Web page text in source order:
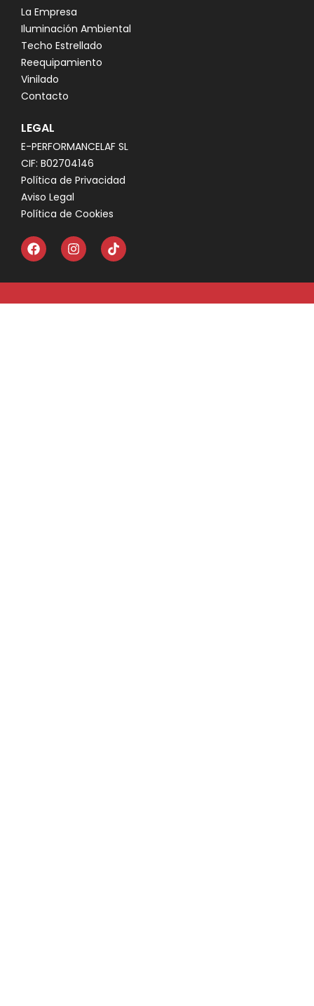
La Empresa
Iluminación Ambiental
Techo Estrellado
Reequipamiento
Vinilado
Contacto
LEGAL
E-PERFORMANCELAF SL
CIF: B02704146
Política de Privacidad
Aviso Legal
Política de Cookies